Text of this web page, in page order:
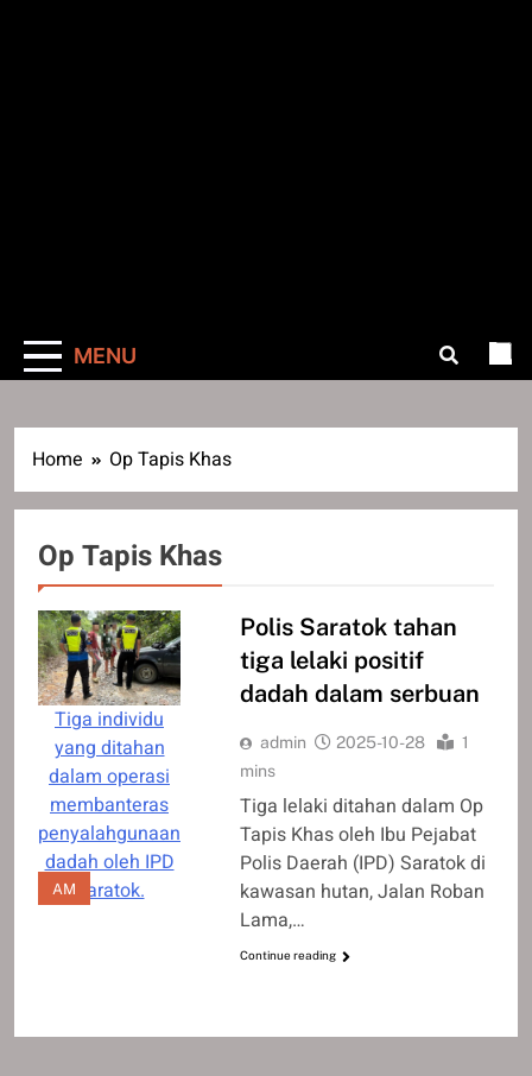
MENU
Home Op Tapis Khas
Op Tapis Khas
Tiga individu
yang ditahan
dalam operasi
membanteras
penyalahgunaan
dadah oleh IPD
Saratok.
AM
Polis Saratok tahan
tiga lelaki positif
dadah dalam serbuan
admin 2025-10-28
1
mins
Tiga lelaki ditahan dalam Op
Tapis Khas oleh Ibu Pejabat
Polis Daerah (IPD) Saratok di
kawasan hutan, Jalan Roban
Lama,…
Continue reading